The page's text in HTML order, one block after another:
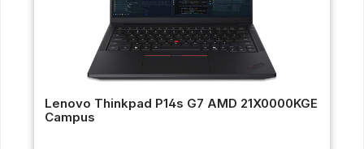
Lenovo Thinkpad P14s G7 AMD 21X0000KGE
Campus